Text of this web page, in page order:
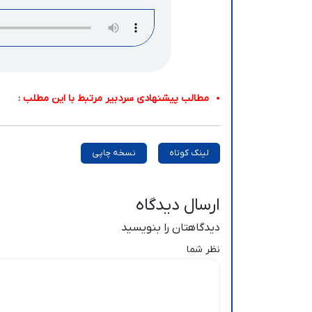
مطالب پیشنهادی سردبیر مرتبط با این مطلب :
لینک کوتاه نسخه چاپی
ارسال دیدگاه
دیدگاهتان را بنویسید
نظر شما